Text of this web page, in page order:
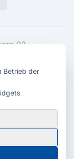
dieMedienagentur
Impressum
Betrieb der